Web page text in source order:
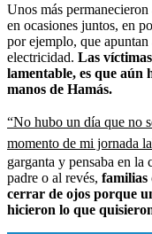
Unos más permanecieron
en ocasiones juntos, en
por ejemplo, que
electricidad. Las
lamentable, es que aún
manos de Hamás.
“No hubo un día que no
momento de mi jornada
garganta y pensaba en la
padre o al revés, familias
cerrar de ojos porque
hicieron lo que